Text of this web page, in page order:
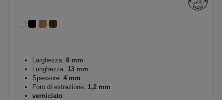
Larghezza: 8 mm
Lunghezza: 13 mm
Spessore: 4 mm
Foro di estrazione: 1,2 mm
verniciato